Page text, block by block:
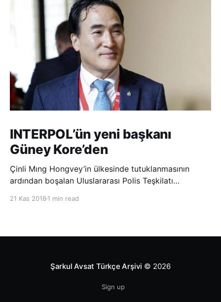
INTERPOL’ün yeni başkanı
Güney Kore’den
Çinli Mıng Hongvey’in ülkesinde tutuklanmasının
ardından boşalan Uluslararası Polis Teşkilatı
21 Kas 2018 1 min read
Şarkul Avsat Türkçe Arşivi © 2026
Sign up